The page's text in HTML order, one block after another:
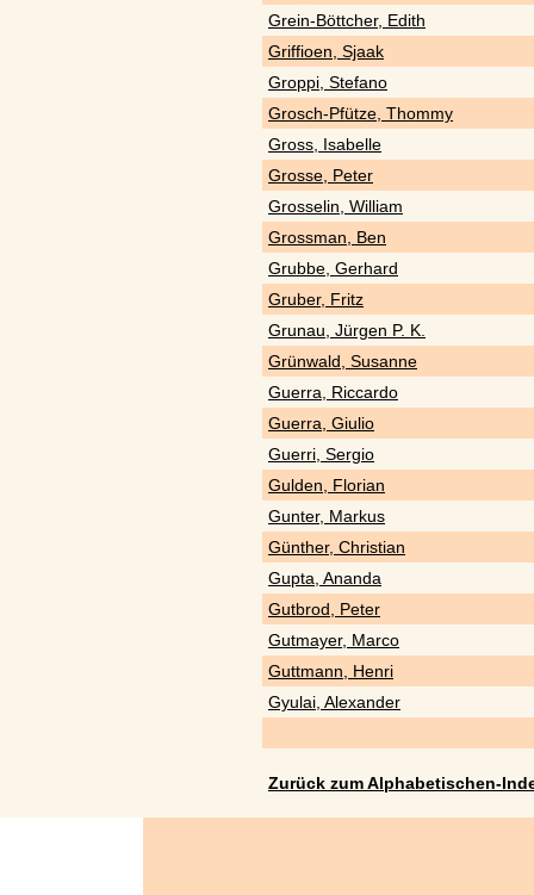
Grein-Böttcher, Edith
Griffioen, Sjaak
Groppi, Stefano
Grosch-Pfütze, Thommy
Gross, Isabelle
Grosse, Peter
Grosselin, William
Grossman, Ben
Grubbe, Gerhard
Gruber, Fritz
Grunau, Jürgen P. K.
Grünwald, Susanne
Guerra, Riccardo
Guerra, Giulio
Guerri, Sergio
Gulden, Florian
Gunter, Markus
Günther, Christian
Gupta, Ananda
Gutbrod, Peter
Gutmayer, Marco
Guttmann, Henri
Gyulai, Alexander
Zurück zum Alphabetischen-